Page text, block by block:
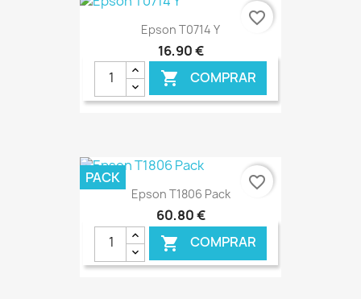
€ ONLINE
Epson T0714 Y
16,90 €
 COMPRAR
€ ONLINE
favorite_border
Epson T1806 Pack
60,80 €
 COMPRAR
PACK favorite_border